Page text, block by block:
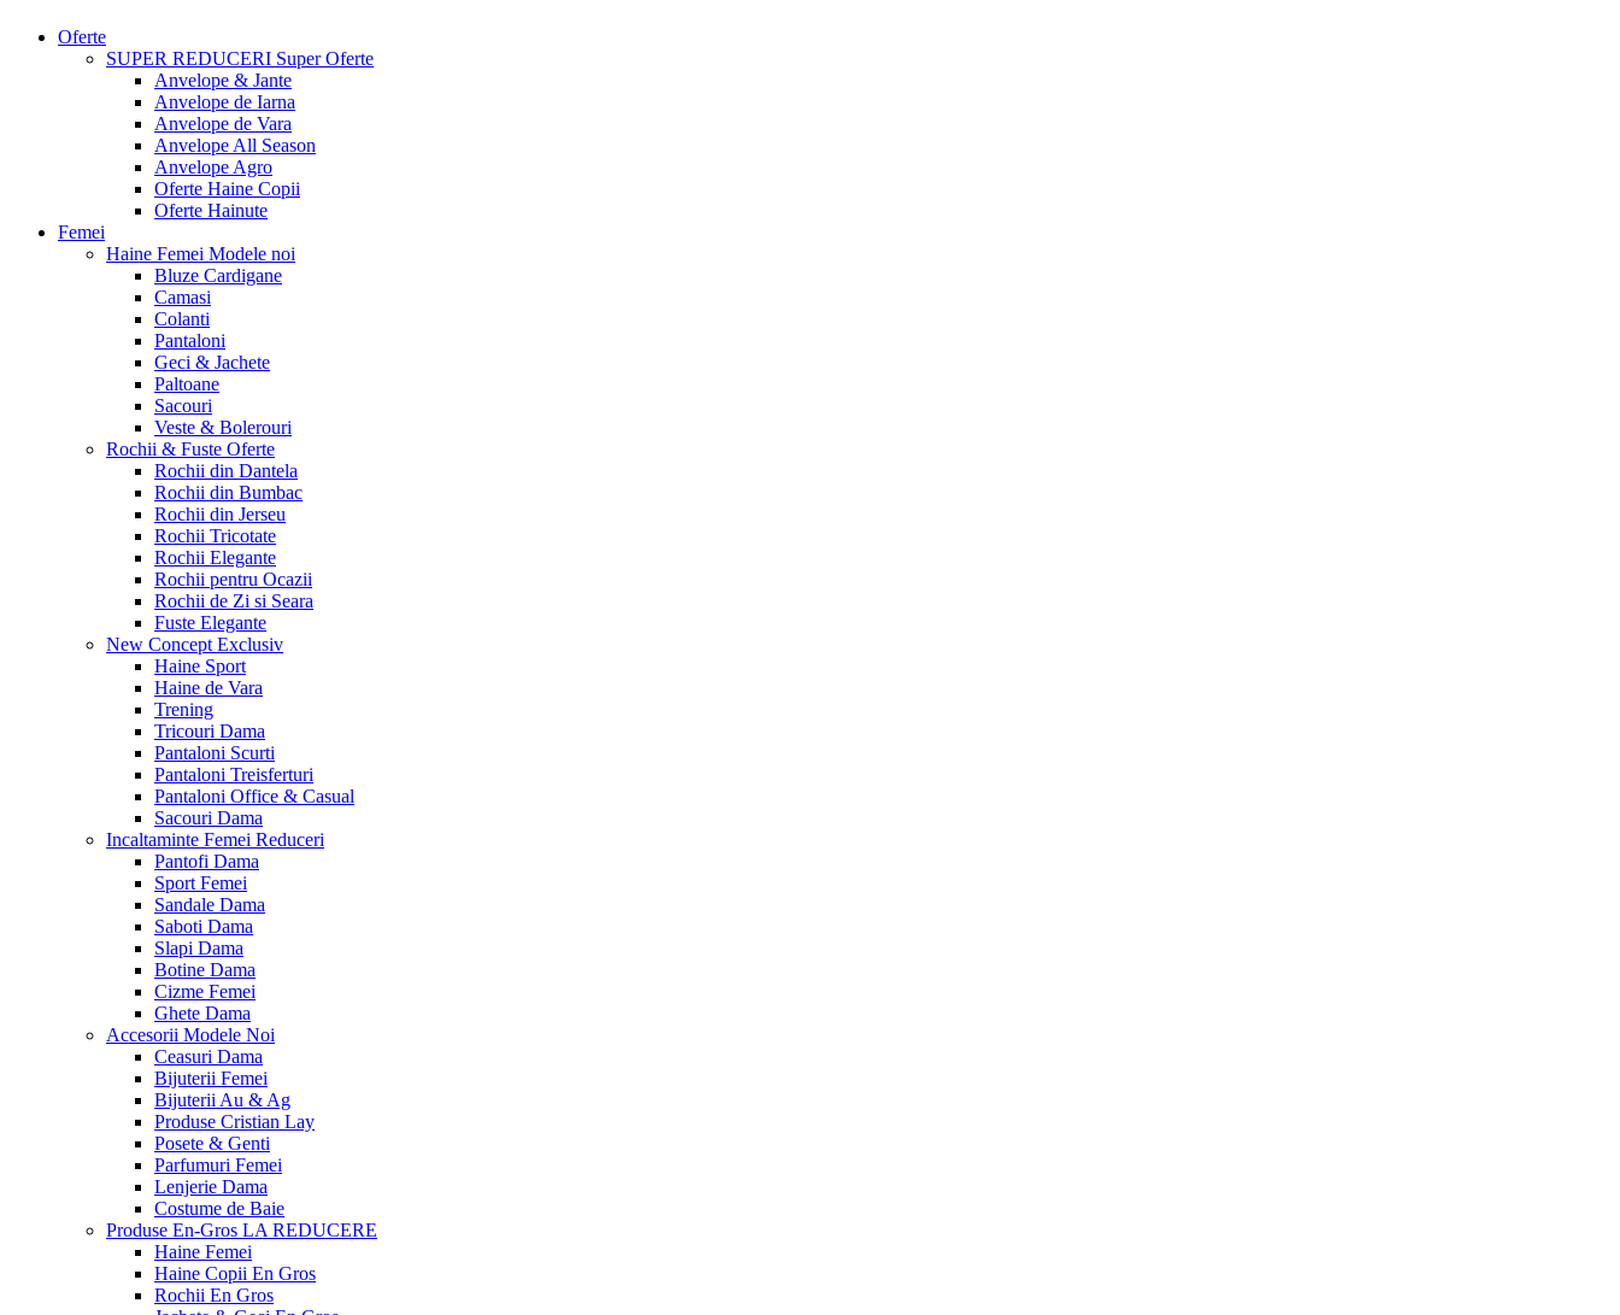
Oferte
SUPER REDUCERI Super Oferte
Anvelope & Jante
Anvelope de Iarna
Anvelope de Vara
Anvelope All Season
Anvelope Agro
Oferte Haine Copii
Oferte Hainute
Femei
Haine Femei Modele noi
Bluze Cardigane
Camasi
Colanti
Pantaloni
Geci & Jachete
Paltoane
Sacouri
Veste & Bolerouri
Rochii & Fuste Oferte
Rochii din Dantela
Rochii din Bumbac
Rochii din Jerseu
Rochii Tricotate
Rochii Elegante
Rochii pentru Ocazii
Rochii de Zi si Seara
Fuste Elegante
New Concept Exclusiv
Haine Sport
Haine de Vara
Trening
Tricouri Dama
Pantaloni Scurti
Pantaloni Treisferturi
Pantaloni Office & Casual
Sacouri Dama
Incaltaminte Femei Reduceri
Pantofi Dama
Sport Femei
Sandale Dama
Saboti Dama
Slapi Dama
Botine Dama
Cizme Femei
Ghete Dama
Accesorii Modele Noi
Ceasuri Dama
Bijuterii Femei
Bijuterii Au & Ag
Produse Cristian Lay
Posete & Genti
Parfumuri Femei
Lenjerie Dama
Costume de Baie
Produse En-Gros LA REDUCERE
Haine Femei
Haine Copii En Gros
Rochii En Gros